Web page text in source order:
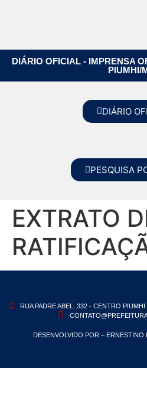
DIÁRIO OFICIAL - IMPRENSA
PIUMHI/
DIÁRIO
PESQUISA
EXTRATO
RUA PADRE ABEL, 332 - CENTRO
DESENVOLVIDO POR – ERNESTINO